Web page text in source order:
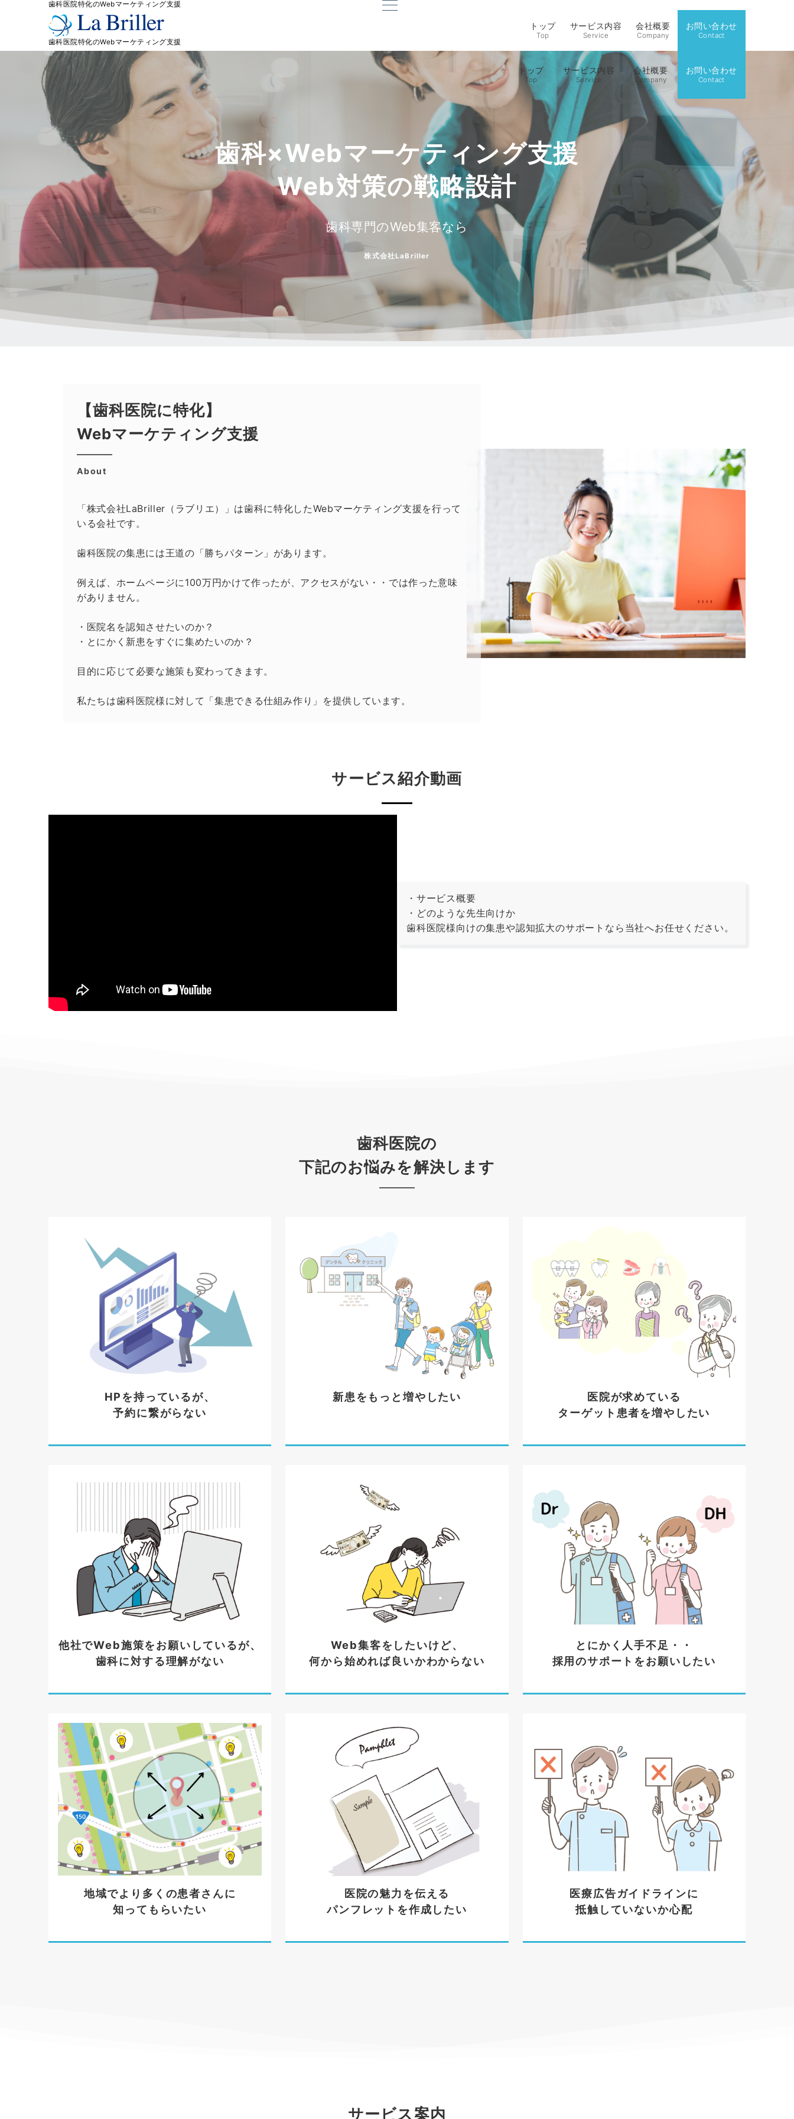
歯科医院特化のWebマーケティング支援
トップ
Top
サービス内容
Service
会社概要
Company
お問い合わせ
Contact
歯科医院特化のWebマーケティング支援
トップ
Top
サービス内容
Service
会社概要
Company
お問い合わせ
Contact
歯科×Webマーケティング支援
Web対策の戦略設計
歯科専門のWeb集客なら
株式会社LaBriller
歯科×Webマーケティング支援
Web対策の戦略設計
歯科専門のWeb集客なら
株式会社LaBriller
集患できる仕組み作り
歯科に特化したWeb対策
歯科専門のWeb集客なら
株式会社LaBriller
集患できる仕組み作り
歯科に特化したWeb対策
歯科専門のWeb集客なら
株式会社LaBriller
【歯科医院に特化】
Webマーケティング支援
About
「株式会社LaBriller（ラブリエ）」は歯科に特化したWebマーケティング支援を行って
いる会社です。
歯科医院の集患には王道の「勝ちパターン」があります。
例えば、ホームページに100万円かけて作ったが、アクセスがない・・では作った意味
がありません。
・医院名を認知させたいのか？
・とにかく新患をすぐに集めたいのか？
目的に応じて必要な施策も変わってきます。
私たちは歯科医院様に対して「集患できる仕組み作り」を提供しています。
サービス紹介動画
・サービス概要
・どのような先生向けか
歯科医院様向けの集患や認知拡大のサポートなら当社へお任せください。
歯科医院の
下記のお悩みを解決します
HPを持っているが、
予約に繋がらない
新患をもっと増やしたい
医院が求めている
ターゲット患者を増やしたい
他社でWeb施策をお願いしているが、
歯科に対する理解がない
Web集客をしたいけど、
何から始めれば良いかわからない
とにかく人手不足・・
採用のサポートをお願いしたい
地域でより多くの患者さんに
知ってもらいたい
医院の魅力を伝える
パンフレットを作成したい
医療広告ガイドラインに
抵触していないか心配
サービス案内